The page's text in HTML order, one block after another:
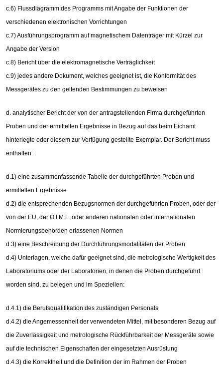
c.6) Flussdiagramm des Programms mit Angabe der Funktionen der
verschiedenen elektronischen Vorrichtungen
c.7) Ausführungsprogramm auf magnetischem Datenträger mit Kürzel zur
Angabe der Version
c.8) Bericht über die elektromagnetische Verträglichkeit
c.9) jedes andere Dokument, welches geeignet ist, die Konformität des
Messgerätes zu den geltenden Bestimmungen zu beweisen
d. analytischer Bericht der von der antragstellenden Firma durchgeführten
Proben und der ermittelten Ergebnisse in Bezug auf das beim Eichamt
hinterlegte oder diesem zur Verfügung gestellte Exemplar. Der Bericht muss
enthalten:
d.1) eine zusammenfassende Tabelle der durchgeführten Proben und
ermittelten Ergebnisse
d.2) die entsprechenden Bezugsnormen der durchgeführten Proben, oder der
von der EU, der O.I.M.L. oder anderen nationalen oder internationalen
Normierungsbehörden erlassenen Normen
d.3) eine Beschreibung der Durchführungsmodalitäten der Proben
d.4) Unterlagen, welche dafür geeignet sind, die metrologische Wertigkeit des
Laboratoriums oder der Laboratorien, in denen die Proben durchgeführt
worden sind, zu belegen und im Speziellen:
d.4.1) die Berufsqualifikation des zuständigen Personals
d.4.2) die Angemessenheit der verwendeten Mittel, mit besonderen Bezug auf
die Zuverlässigkeit und metrologische Rückführbarkeit der Messgeräte sowie
auf die technischen Eigenschaften der eingesetzten Ausrüstung
d.4.3) die Korrektheit und die Definition der im Rahmen der Proben